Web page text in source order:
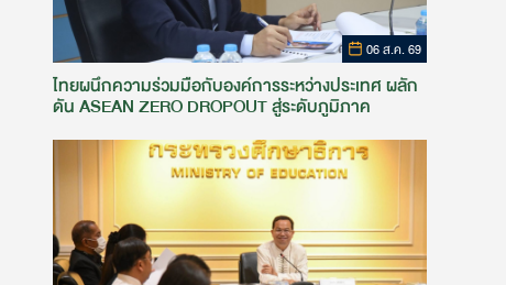
06 ส.ค. 69
ไทยผนึกความร่วมมือกับองค์การระหว่างประเทศ ผลัก
ดัน ASEAN ZERO DROPOUT สู่ระดับภูมิภาค